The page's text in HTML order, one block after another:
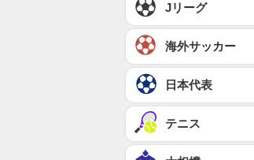
Jリーグ
海外サッカー
日本代表
テニス